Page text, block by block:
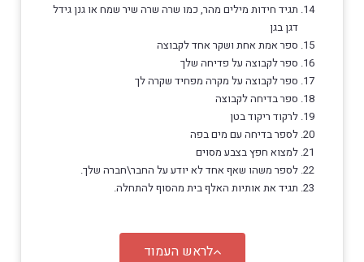
תגיד חידות מילים מהר, כמו שרה שרה שיר שמח או גנן גידל
דגן בגן
ספר אמת אחת ושקר אחד לקבוצה
ספר לקבוצה על פדיחה שלך
ספר לקבוצה על מקרה מפחיד שקרה לך
ספר בדיחה לקבוצה
לרקוד ריקוד בטן
לספר בדיחה עם מים בפה
למצוא חפץ בצבע מסוים
לספר משהו שאף אחד לא יודע על החבר\חברה שלך.
תגיד את אותיות האלף בית מהסוף להתחלה.
לראש העמוד